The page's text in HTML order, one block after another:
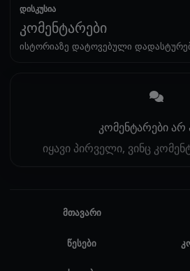
დისკუსია
კომენტარები
ისტორიაზე დატოვებული
კომენტარები არ
იყავი პირველი, ვინც
მთავარი
წესები